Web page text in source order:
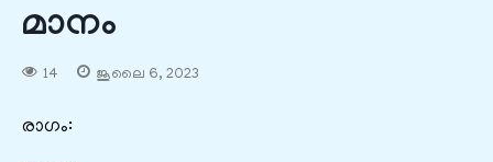
മാനം
14 ജൂലൈ 6, 2023
രാഗം: